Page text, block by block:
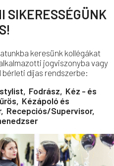
SIKERESSÉGÜNK
keresünk kollégákat
jogviszonyba vagy
díjas rendszerbe:
Fodrász, Kéz - és
Kézápoló és
Recepciós/Supervisor,